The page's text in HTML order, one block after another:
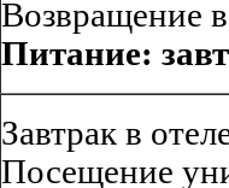
Возвращение
Питание:
Завтрак в
Посещение